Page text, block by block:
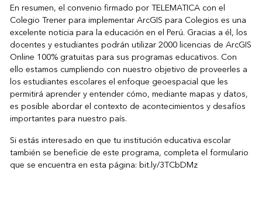
En resumen, el convenio firmado por TELEMATICA con el
Colegio Trener para implementar ArcGIS para Colegios es una
excelente noticia para la educación en el Perú. Gracias a él, los
docentes y estudiantes podrán utilizar 2000 licencias de ArcGIS
Online 100% gratuitas para sus programas educativos. Con
ello estamos cumpliendo con nuestro objetivo de proveerles a
los estudiantes escolares el enfoque geoespacial que les
permitirá aprender y entender cómo, mediante mapas y datos,
es posible abordar el contexto de acontecimientos y desafíos
importantes para nuestro país.
Si estás interesado en que tu institución educativa escolar
también se beneficie de este programa, completa el formulario
que se encuentra en esta página: bit.ly/3TCbDMz